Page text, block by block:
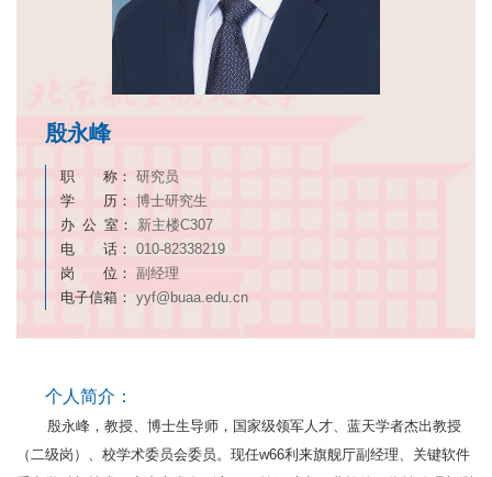
殷永峰
职 称： 研究员
学 历： 博士研究生
办 公 室： 新主楼C307
电 话： 010-82338219
岗 位： 副经理
电子信箱： yyf@buaa.edu.cn
个人简介：
殷永峰，教授、博士生导师，国家级领军人才、蓝天学者杰出教授
（二级岗）、校学术委员会委员。现任w66利来旗舰厅副经理、关键软件